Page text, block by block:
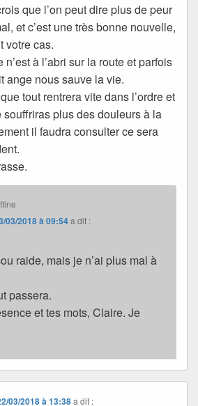
que l’on peut dire plus de peur
et c’est une très bonne nouvelle,
votre cas.
n’est à l’abri sur la route et parfois
ange nous sauve la vie.
tout rentrera vite dans l’ordre et
souffriras plus des douleurs à la
il faudra consulter ce sera
03/2018 à 09:54a dit :
raide, mais je n’ai plus mal à
passera.
et tes mots, Claire. Je
03/2018 à 13:38 a dit :